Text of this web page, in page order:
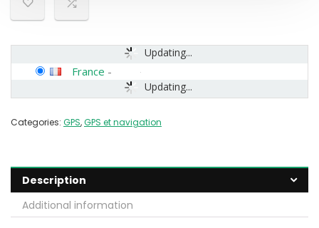
Updating...
Updating...
France -
Categories: GPS,GPS et navigation
Description
Additional information